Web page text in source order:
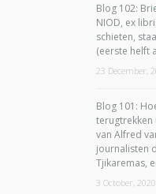
Blog 102:
NIOD, ex
schieten,
(eerste helft
23 December,
Blog 101:
terugtrekken
van Alfred
journalisten
Tjikaremas,
3 October, 2020